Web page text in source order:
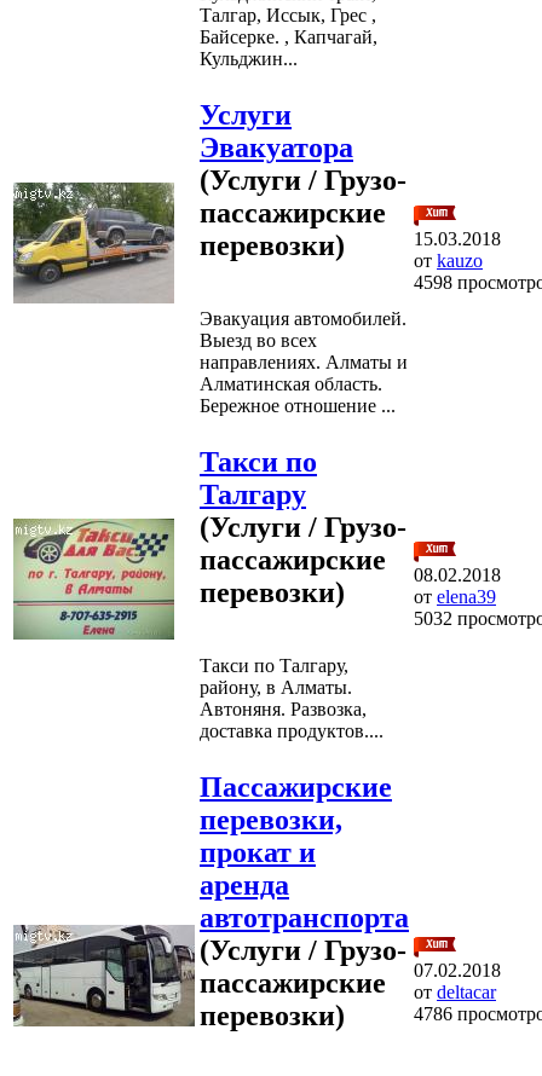
Талгар, Иссык, Грес ,
Байсерке. , Капчагай,
Кульджин...
Услуги
Эвакуатора
(Услуги / Грузо-
пассажирские
перевозки)
Эвакуация автомобилей.
Выезд во всех
направлениях. Алматы и
Алматинская область.
Бережное отношение ...
15.03.2018
от kauzo
4598
Такси по
Талгару
(Услуги / Грузо-
пассажирские
перевозки)
Такси по Талгару,
району, в Алматы.
Автоняня. Развозка,
доставка продуктов....
08.02.2018
от elena39
5032
Пассажирские
перевозки,
прокат и
аренда
автотранспорта
(Услуги / Грузо-
пассажирские
перевозки)
07.02.2018
от deltacar
4786